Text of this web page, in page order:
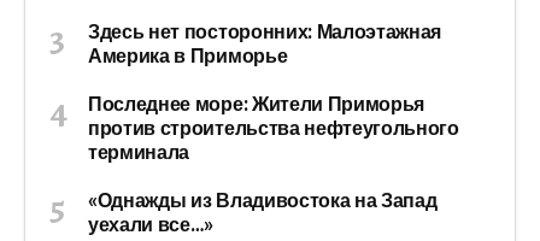
Здесь нет посторонних: Малоэтажная
Америка в Приморье
Последнее море: Жители Приморья
против строительства нефтеугольного
терминала
«Однажды из Владивостока на Запад
уехали все…»